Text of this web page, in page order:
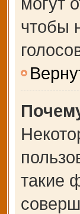
чтобы
такие